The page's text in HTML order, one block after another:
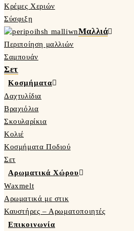
Κρέμες Χεριών
Σύσφιξη
Μαλλιά
Περιποίηση μαλλιών
Σαμπουάν
Σετ
Κοσμήματα
Δαχτυλίδια
Βραχιόλια
Σκουλαρίκια
Κολιέ
Κοσμήματα Ποδιού
Σετ
Αρωματικά Χώρου
Waxmelt
Αρωματικά με στικ
Καυστήρες – Αρωματοποιητές
Επικοινωνία